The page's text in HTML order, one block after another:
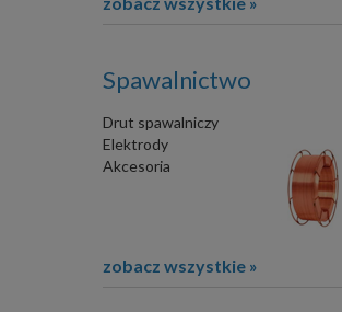
Spawalnictwo
Drut spawalniczy
Elektrody
Akcesoria
zobacz wszystkie »